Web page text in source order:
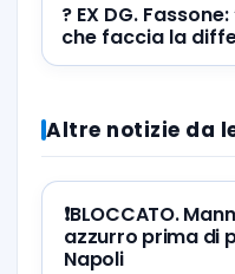
? EX DG.
che faccia la
Altre notizie da
❗️BLOCCATO.
azzurro prima di
Napoli